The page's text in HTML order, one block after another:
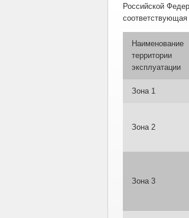
Российской
Наименование
территории
эксплуатации
Зона 1
Зона 2
Зона 3